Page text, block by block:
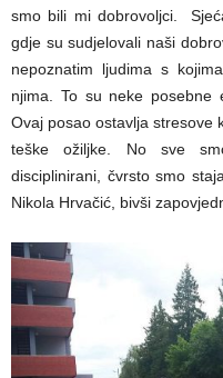
smo bili mi dobrovoljci.
gdje su sudjelovali naši
nepoznatim ljudima s
njima. To su neke posebne
Ovaj posao ostavlja stresove
teške ožiljke. No sve
disciplinirani, čvrsto smo
Nikola Hrvačić, bivši